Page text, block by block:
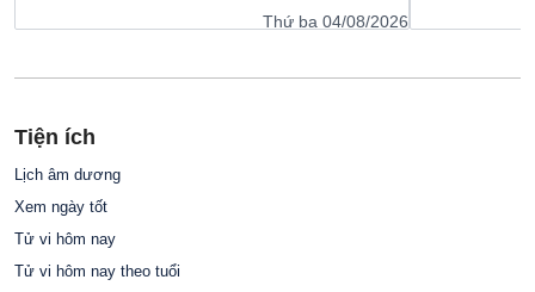
Thứ ba 04/08/2026
Tiện ích
Lịch âm dương
Xem ngày tốt
Tử vi hôm nay
Tử vi hôm nay theo tuổi